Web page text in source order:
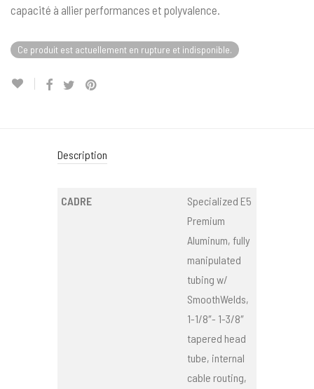
capacité à allier performances et polyvalence.
Ce produit est actuellement en rupture et indisponible.
Description
CADRE
Specialized E5
Premium
Aluminum, fully
manipulated
tubing w/
SmoothWelds,
1-1/8″- 1-3/8″
tapered head
tube, internal
cable routing,